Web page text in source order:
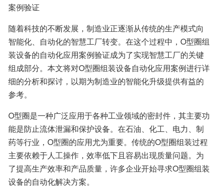
案例验证
随着科技的不断发展，制造业正逐渐从传统的生产模式向
智能化、自动化的智慧工厂转变。在这个过程中，O型圈组
装设备的自动化应用案例验证成为了实现智慧工厂的关键
组成部分。本文将对O型圈组装设备自动化应用案例进行详
细的分析和探讨，以期为制造业的智能化升级提供有益的
参考。
O型圈是一种广泛应用于各种工业领域的密封件，其主要功
能是防止流体泄漏和保护设备。在石油、化工、电力、制
药等行业，O型圈的应用尤为重要。传统的O型圈组装过程
主要依赖于人工操作，效率低下且容易出现质量问题。为
了提高生产效率和产品质量，许多企业开始寻求O型圈组装
设备的自动化解决方案。